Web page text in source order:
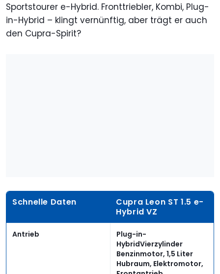
Sportstourer e-Hybrid. Fronttriebler, Kombi, Plug-
in-Hybrid – klingt vernünftig, aber trägt er auch
den Cupra-Spirit?
Schnelle Daten
Cupra Leon ST 1.5 e-
Hybrid VZ
Antrieb
Plug-in-
HybridVierzylinder
Benzinmotor, 1,5 Liter
Hubraum, Elektromotor,